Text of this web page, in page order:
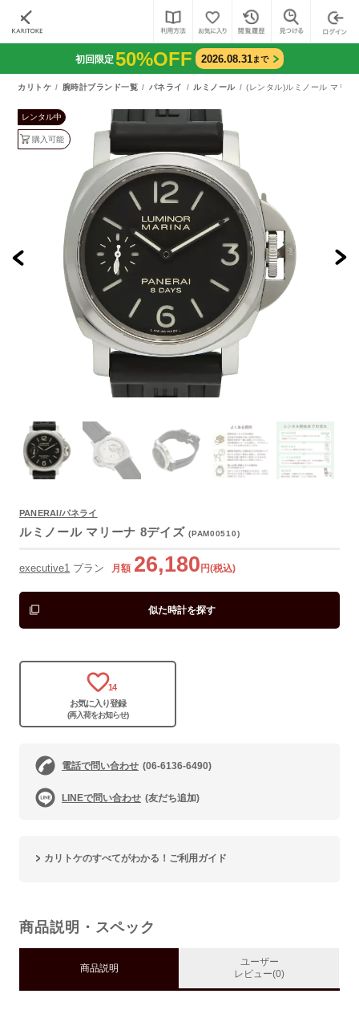
初回限定50%OFF 2026.08.31まで
カリトケ 腕時計ブランド一覧 パネライ ルミノール (レンタル)ルミノール マリ
レンタル中
購入可能
PANERAI/パネライ
ルミノール マリーナ 8デイズ(PAM00510)
executive1 プラン 月額 26,180 円(税込)
似た時計を探す
14
お気に入り登録
(再入荷をお知らせ)
電話で問い合わせ (06-6136-6490)
LINEで問い合わせ (友だち追加)
カリトケのすべてがわかる！ご利用ガイド
商品説明・スペック
商品説明
ユーザー
レビュー(0)